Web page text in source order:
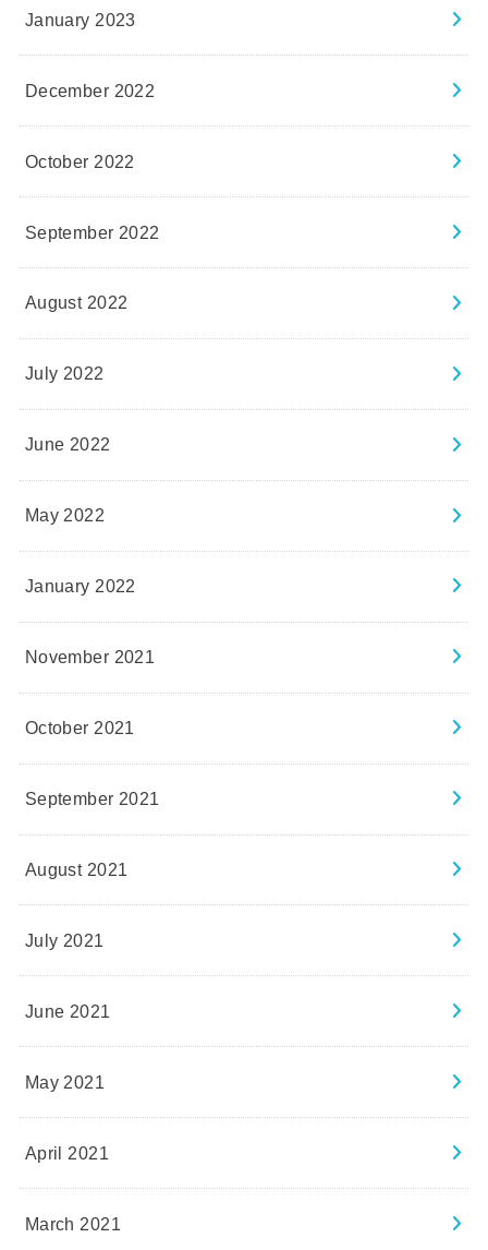
January 2023
December 2022
October 2022
September 2022
August 2022
July 2022
June 2022
May 2022
January 2022
November 2021
October 2021
September 2021
August 2021
July 2021
June 2021
May 2021
April 2021
March 2021